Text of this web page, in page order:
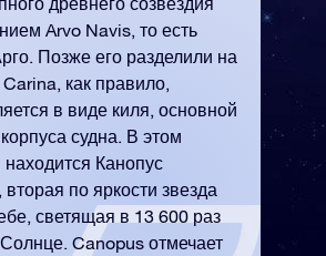
Arvo Navis, то есть
Позже его разделили на
Carina, как правило,
в виде киля, основной
судна. В этом
находится Канопус
по яркости звезда
светящая в 13 600 раз
Canopus отмечает